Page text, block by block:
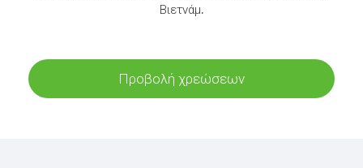
Βιετνάμ.
Προβολή χρεώσεων